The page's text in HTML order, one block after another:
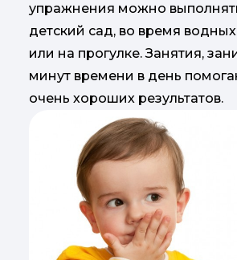
упражнения можно
детский сад, во время
или на прогулке. Занятия,
минут времени в день
очень хороших результатов.